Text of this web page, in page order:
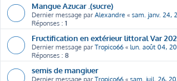
Mangue Azucar .(sucre)
Dernier message par Alexandre « sam. janv. 24,
Réponses : 1
Fructification en extérieur littoral Var
Dernier message par Tropico66 « lun. août 04,
Réponses : 8
semis de mangiuer
Dernier message par Tropico66 « sam. juil. 26,